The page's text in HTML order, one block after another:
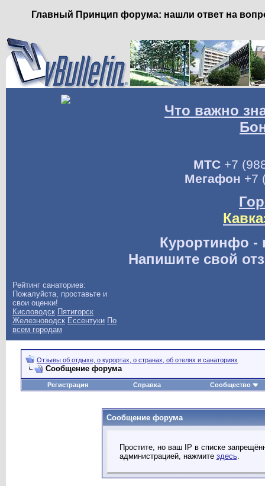
Главный Принцип форума: нашли ответ на
Что важно
МТС+7
Мегафон +7
Курортинфо -
Напишите свой
Рейтинг санаториев:
Пожалуйста, проставьте и
свои оценки!
Кисловодск Пятигорск
Железноводск Ессентуки По
всем городам
Отзывы об отдыхе, о курортах, о странах, об отелях и санаториях
Сообщение форума
Регистрация Справка Сообщество
Сообщение форума
Простите, но ваш IP в списке
администрацией, нажмите здесь.